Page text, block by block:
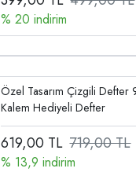
% 20 indirim
Özel Tasarım Çizgili Defter 96 Yaprak, Yaldızlı Kenar &
Kalem Hediyeli Defter
619,00 TL 719,00 TL
% 13,9 indirim